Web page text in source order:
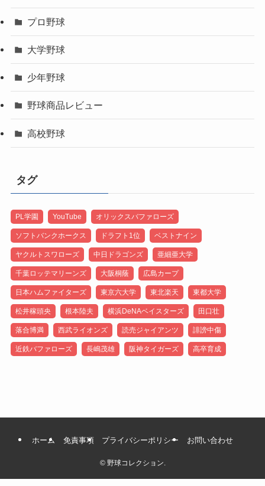
プロ野球
大学野球
少年野球
野球商品レビュー
高校野球
タグ
PL学園 YouTube オリックスバファローズ
ソフトバンクホークス ドラフト1位 ベストナイン
ヤクルトスワローズ 中日ドラゴンズ 亜細亜大学
千葉ロッテマリーンズ 大阪桐蔭 広島カープ
日本ハムファイターズ 東京六大学 東北楽天 東都大学
松井稼頭央 根本陸夫 横浜DeNAベイスターズ 田口壮
落合博満 西武ライオンズ 読売ジャイアンツ 誹謗中傷
近鉄バファローズ 長嶋茂雄 阪神タイガーズ 高卒育成
ホーム 免責事項 プライバシーポリシー お問い合わせ
©野球コレクション.